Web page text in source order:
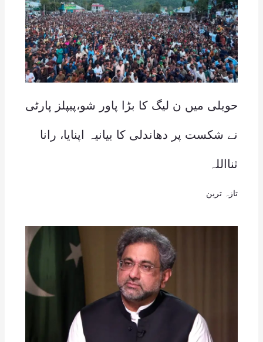
حویلی میں ن لیگ کا بڑا پاور شو،پیپلز پارٹی
نے شکست پر دھاندلی کا بیانیہ اپنایا، رانا
ثنااللہ
تازہ ترین